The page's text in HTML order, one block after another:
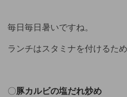
毎日毎日暑いですね。
ランチはスタミナを付けるた
〇豚カルビの塩だれ炒め